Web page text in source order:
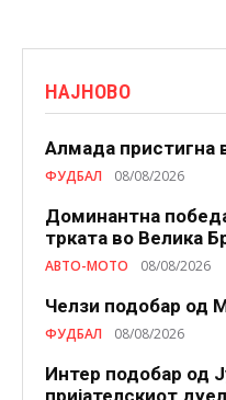
НАЈНОВО
Алмада пристигна
ФУДБАЛ 08/08/2026
Доминантна
трката во Велика
АВТО-МОТО 08/08/2026
Челзи подобaр од
ФУДБАЛ 08/08/2026
Интер подобар од